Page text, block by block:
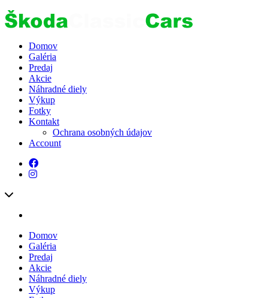
Domov
Galéria
Predaj
Akcie
Náhradné diely
Výkup
Fotky
Kontakt
Ochrana osobných údajov
Account
Domov
Galéria
Predaj
Akcie
Náhradné diely
Výkup